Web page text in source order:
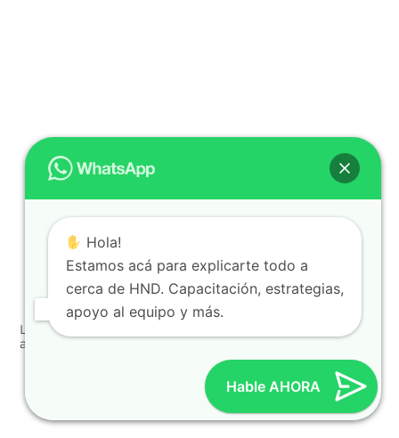
Los productos más populares de Hinode y por qué los
amamos
Proximo »
Hola!
Estamos acá para explicarte todo a
cerca de HND. Capacitación, estrategias,
apoyo al equipo y más.
Hable AHORA